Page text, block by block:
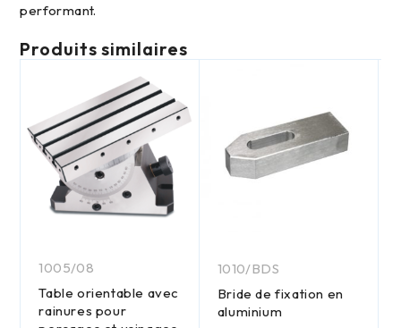
performant.
Produits similaires
1005/08
Table orientable avec
rainures pour
1010/BDS
Bride de fixation en
aluminium